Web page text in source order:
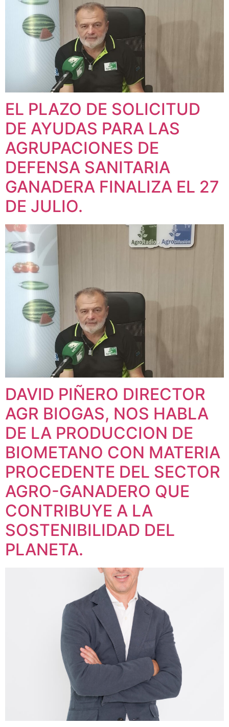
EL PLAZO DE SOLICITUD
DE AYUDAS PARA LAS
AGRUPACIONES DE
DEFENSA SANITARIA
GANADERA FINALIZA EL 27
DE JULIO.
DAVID PIÑERO DIRECTOR
AGR BIOGAS, NOS HABLA
DE LA PRODUCCION DE
BIOMETANO CON MATERIA
PROCEDENTE DEL SECTOR
AGRO-GANADERO QUE
CONTRIBUYE A LA
SOSTENIBILIDAD DEL
PLANETA.